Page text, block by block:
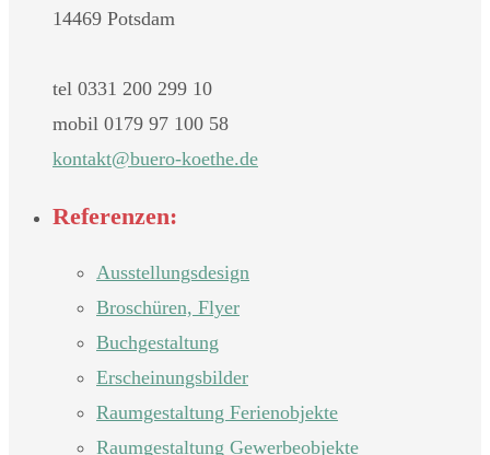
14469 Potsdam
tel 0331 200 299 10
mobil 0179 97 100 58
ed.eh
teok-
oreub
@tkat
nok
Referenzen:
Ausstellungsdesign
Broschüren, Flyer
Buchgestaltung
Erscheinungsbilder
Raumgestaltung Ferienobjekte
Raumgestaltung Gewerbeobjekte